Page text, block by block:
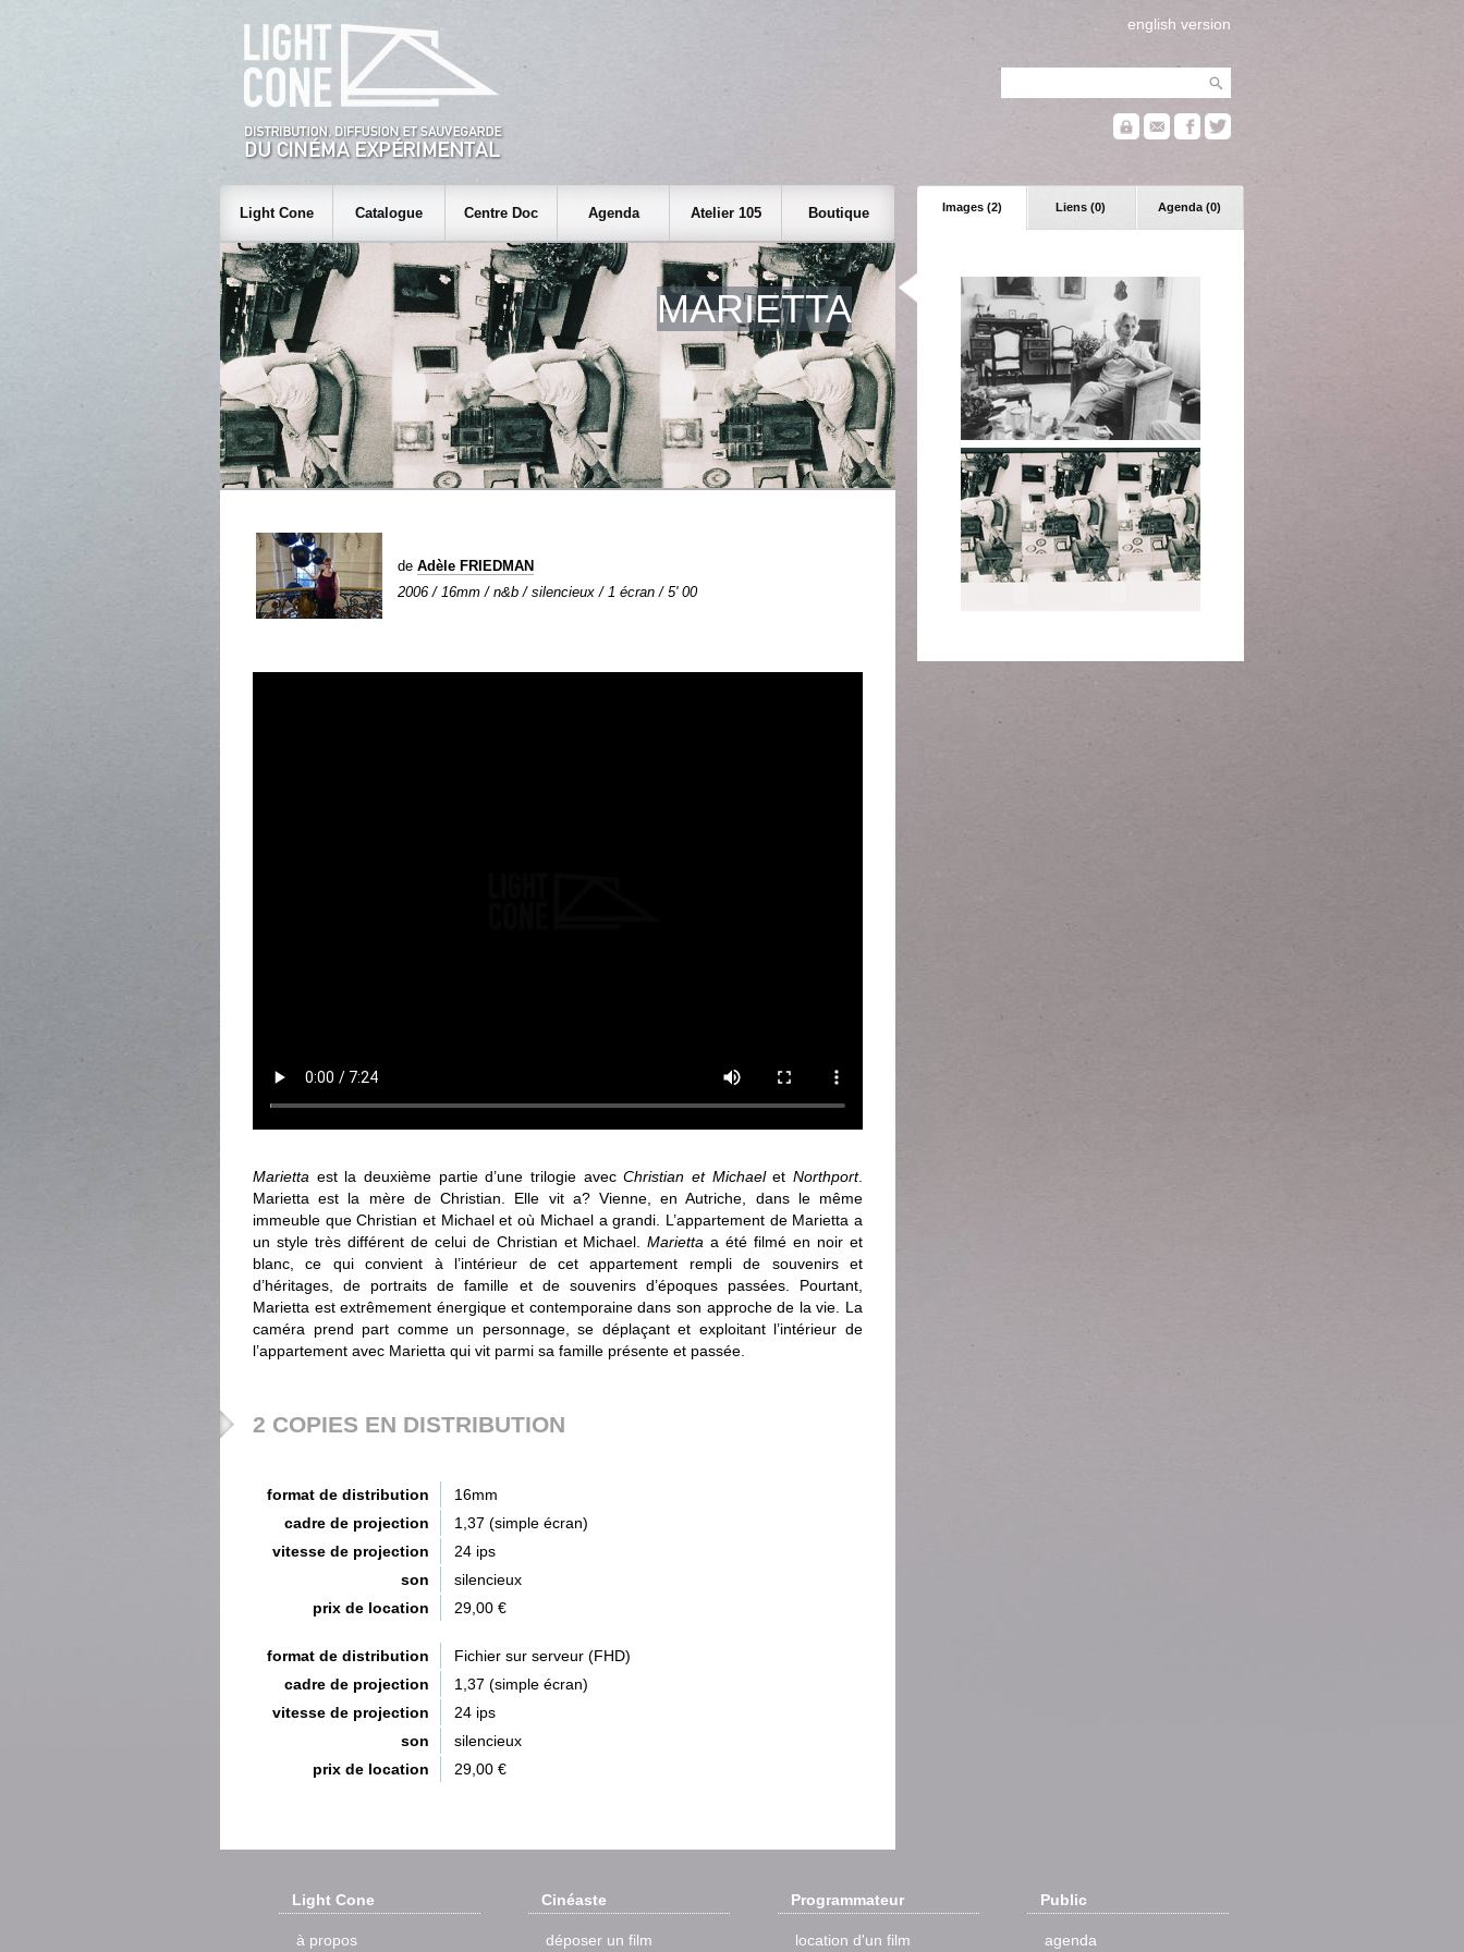
english version
Images (2) Liens (0) Agenda (0)
Light Cone Catalogue Centre Doc Agenda Atelier 105 Boutique
MARIETTA
de Adèle FRIEDMAN
2006 / 16mm / n&b / silencieux / 1 écran / 5' 00
Marietta est la deuxième partie d’une trilogie avecChristian et MichaeletNorthport.
Marietta est la mère de Christian. Elle vit a? Vienne, en Autriche, dans le même
immeuble que Christian et Michael et où Michael a grandi. L’appartement de Marietta a
un style très différent de celui de Christian et Michael.Marietta a été filmé en noir et
blanc, ce qui convient à l’intérieur de cet appartement rempli de souvenirs et
d’héritages, de portraits de famille et de souvenirs d’époques passées. Pourtant,
Marietta est extrêmement énergique et contemporaine dans son approche de la vie. La
caméra prend part comme un personnage, se déplaçant et exploitant l’intérieur de
l’appartement avec Marietta qui vit parmi sa famille présente et passée.
2 COPIES EN DISTRIBUTION
format de distribution
16mm
cadre de projection
1,37 (simple écran)
vitesse de projection
24 ips
son
silencieux
prix de location
29,00 €
format de distribution
Fichier sur serveur (FHD)
cadre de projection
1,37 (simple écran)
vitesse de projection
24 ips
son
silencieux
prix de location
29,00 €
Light Cone
à propos
Cinéaste
déposer un film
Programmateur
location d'un film
Public
agenda